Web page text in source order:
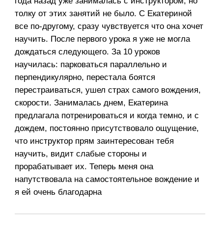
толку от этих занятий не было. С Екатериной
все по-другому, сразу чувствуется что она хочет
научить. После первого урока я уже не могла
дождаться следующего. За 10 уроков
научилась: парковаться параллельно и
перпендикулярно, перестала боятся
перестраиваться, ушел страх самого вождения,
скорости. Занималась днем, Екатерина
предлагала потренироваться и когда темно, и с
дождем, постоянно присутствовало ощущение,
что инструктор прям заинтересован тебя
научить, видит слабые стороны и
прорабатывает их. Теперь меня она
напутствовала на самостоятельное вождение и
я ей очень благодарна